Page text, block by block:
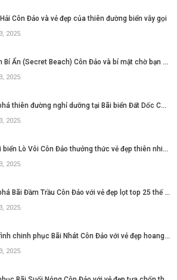
Côn Đảo và vẻ đẹp của thiên đường biển vẫy gọi
2025.
Bãi Biển Bí Ẩn (Secret Beach) Côn Đảo và bí mật chờ bạn khám phá
2025.
Khám phá thiên đường nghỉ dưỡng tại Bãi biển Đất Dốc Côn Đảo
2025.
Đến Bãi biển Lò Vôi Côn Đảo thưởng thức vẻ đẹp thiên nhiên hùng vĩ
2025.
Khám phá Bãi Đầm Trầu Côn Đảo với vẻ đẹp lọt top 25 thế giới
2025.
Hành trình chinh phục Bãi Nhát Côn Đảo với vẻ đẹp hoang sơ và yên bình
2025.